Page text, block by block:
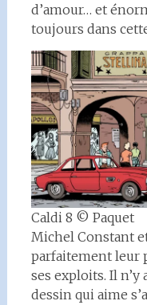
d’amour… et
toujours dans
Caldi 8 © Paquet
Michel Constant
parfaitement leur
ses exploits. Il n’y
dessin qui aime